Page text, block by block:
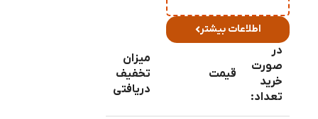
اطلاعات بیشتر
در
صورت
خرید
تعداد:
قیمت
میزان
تخفیف
دریافتی